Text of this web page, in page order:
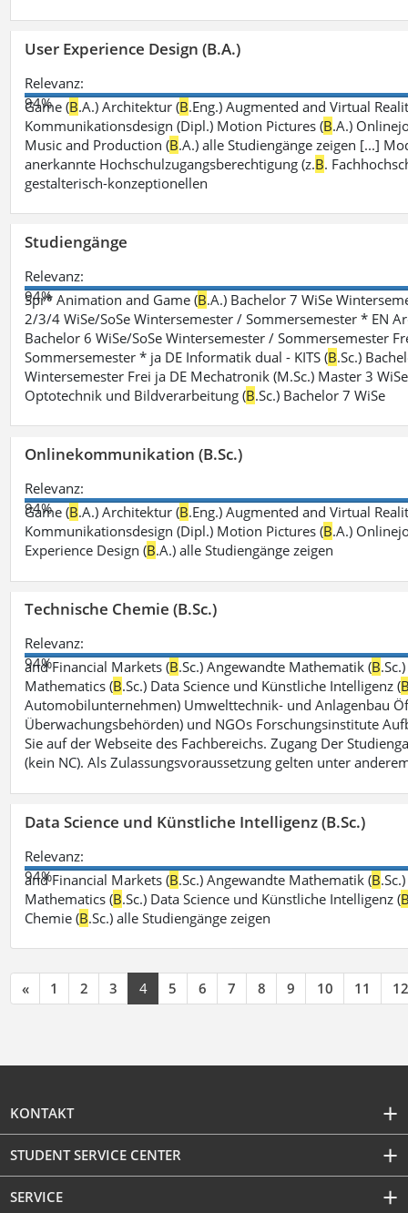
User Experience Design (B.A.)
Relevanz:
94%
Game (B.A.) Architektur (B.Eng.) Augmented and Virtual
Kommunikationsdesign (Dipl.) Motion Pictures (B.A.)
Music and Production (B.A.) alle Studiengänge zeigen [...]
anerkannte Hochschulzugangsberechtigung (z.B.
gestalterisch-konzeptionellen
Studiengänge
Relevanz:
94%
Spr* Animation and Game (B.A.) Bachelor 7 WiSe
2/3/4 WiSe/SoSe Wintersemester / Sommersemester * EN
Bachelor 6 WiSe/SoSe Wintersemester / Sommersemester
Sommersemester * ja DE Informatik dual - KITS (B.Sc.)
Wintersemester Frei ja DE Mechatronik (M.Sc.) Master 3
Optotechnik und Bildverarbeitung (B.Sc.) Bachelor 7 WiSe
Onlinekommunikation (B.Sc.)
Relevanz:
94%
Game (B.A.) Architektur (B.Eng.) Augmented and Virtual
Kommunikationsdesign (Dipl.) Motion Pictures (B.A.)
Experience Design (B.A.) alle Studiengänge zeigen
Technische Chemie (B.Sc.)
Relevanz:
94%
and Financial Markets (B.Sc.) Angewandte Mathematik (B
Mathematics (B.Sc.) Data Science und Künstliche Intelligenz (
Automobilunternehmen) Umwelttechnik- und Anlagenbau
Überwachungsbehörden) und NGOs Forschungsinstitute
Sie auf der Webseite des Fachbereichs. Zugang Der
(kein NC). Als Zulassungsvoraussetzung gelten unter
Data Science und Künstliche Intelligenz (B.Sc.)
Relevanz:
94%
and Financial Markets (B.Sc.) Angewandte Mathematik (B
Mathematics (B.Sc.) Data Science und Künstliche Intelligenz (
Chemie (B.Sc.) alle Studiengänge zeigen
« 1 2 3 4 5 6 7 8 9 10 11 12
KONTAKT
STUDENT SERVICE CENTER
SERVICE